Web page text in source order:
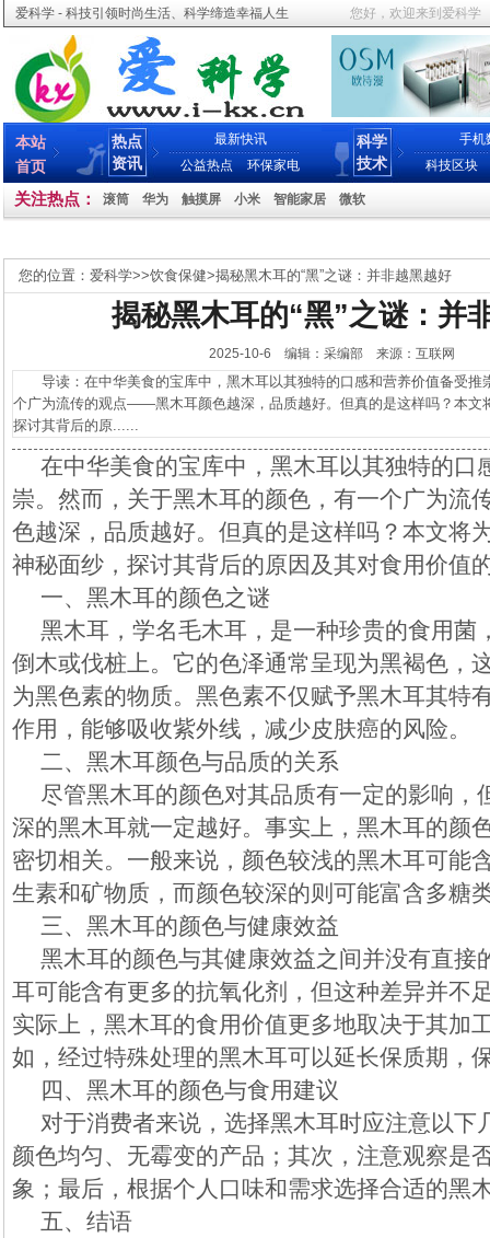
爱科学 - 科技引领时尚生活、科学缔造幸福人生 您好，欢迎来到爱科学
本站
首页
热点
资讯
最新快讯
公益热点
环保家电
科学
技术
手机
科技区块
关注热点： 滚筒 华为 触摸屏 小米 智能家居 微软
您的位置： 爱科学>>饮食保健>揭秘黑木耳的“黑”之谜：并非越黑越好
揭秘黑木耳的“黑”之谜：并
2025-10-6 编辑：采编部 来源：互联网
导读：在中华美食的宝库中，黑木耳以其独特的口感和营养价值备受推
个广为流传的观点——黑木耳颜色越深，品质越好。但真的是这样吗？本文
探讨其背后的原......
在中华美食的宝库中，黑木耳以其独特的口
崇。然而，关于黑木耳的颜色，有一个广为
色越深，品质越好。但真的是这样吗？本文将
神秘面纱，探讨其背后的原因及其对食用价值
一、黑木耳的颜色之谜
黑木耳，学名毛木耳，是一种珍贵的食用菌
倒木或伐桩上。它的色泽通常呈现为黑褐色，
为黑色素的物质。黑色素不仅赋予黑木耳其特
作用，能够吸收紫外线，减少皮肤癌的风险。
二、黑木耳颜色与品质的关系
尽管黑木耳的颜色对其品质有一定的影响，
深的黑木耳就一定越好。事实上，黑木耳的颜
密切相关。一般来说，颜色较浅的黑木耳可能
生素和矿物质，而颜色较深的则可能富含多糖
三、黑木耳的颜色与健康效益
黑木耳的颜色与其健康效益之间并没有直接
耳可能含有更多的抗氧化剂，但这种差异并不
实际上，黑木耳的食用价值更多地取决于其加
如，经过特殊处理的黑木耳可以延长保质期，
四、黑木耳的颜色与食用建议
对于消费者来说，选择黑木耳时应注意以下
颜色均匀、无霉变的产品；其次，注意观察是
象；最后，根据个人口味和需求选择合适的黑
五、结语